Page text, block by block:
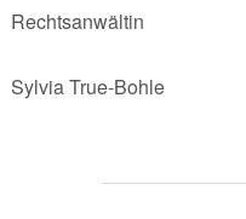
Rechtsanwältin
Sylvia True-Bohle